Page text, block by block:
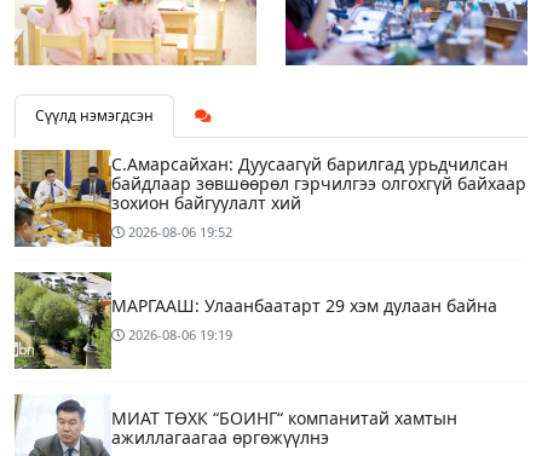
Сүүлд нэмэгдсэн
С.Амарсайхан: Дуусаагүй барилгад урьдчилсан
байдлаар зөвшөөрөл гэрчилгээ олгохгүй байхаар
зохион байгуулалт хий
2026-08-06 19:52
МАРГААШ: Улаанбаатарт 29 хэм дулаан байна
2026-08-06 19:19
МИАТ ТӨХК “БОИНГ“ компанитай хамтын
ажиллагаагаа өргөжүүлнэ